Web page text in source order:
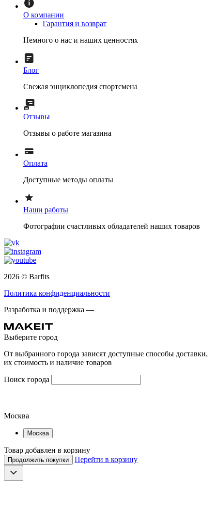
О компании
Гарантия и возврат
Немного о нас и наших ценностях
Блог
Свежая энциклопедия спортсмена
Отзывы
Отзывы о работе магазина
Оплата
Доступные методы оплаты
Наши работы
Фотографии счастливых обладателей наших товаров
2026 © Barfits
Политика конфиденциальности
Разработка и поддержка —
Выберите город
От выбранного города зависят доступные способы доставки,
их стоимость и наличие товаров
Поиск города
Москва
Москва
Товар добавлен в корзину
Продолжить покупки Перейти в корзину